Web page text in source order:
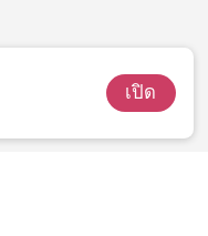
เปิด